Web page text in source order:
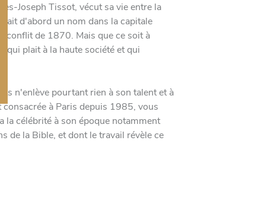
Joseph Tissot, vécut sa vie entre la
fait d'abord un nom dans la capitale
conflit de 1870. Mais que ce soit à
qui plait à la haute société et qui
n'enlève pourtant rien à son talent et à
à Paris depuis 1985, vous
célébrité à son époque notamment
de la Bible, et dont le travail révèle ce